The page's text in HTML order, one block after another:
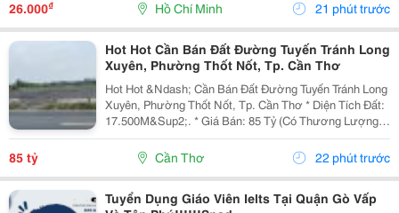
26.000₫ Hồ Chí Minh 21 phút trước
Hot Hot Cần Bán Đất Đường Tuyến Tránh Long
Xuyên, Phường Thốt Nốt, Tp. Cần Thơ
Hot Hot &Ndash; Cần Bán Đất Đường Tuyến Tránh Long
Xuyên, Phường Thốt Nốt, Tp. Cần Thơ * Diện Tích Đất:
17.500M&Sup2;. * Giá Bán: 85 Tỷ (Có Thương Lượng).
* Đất Ở Đô Thị 1.420M2, Mặt Tiền Rộng 40M, 16.100 M2
Trồng Lúa. Hướng Đông. * Vị Trí: Mặt...
85 tỷ Cần Thơ 22 phút trước
Tuyển Dụng Giáo Viên Ielts Tại Quận Gò Vấp